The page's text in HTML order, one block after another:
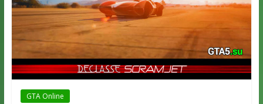
GTA Online